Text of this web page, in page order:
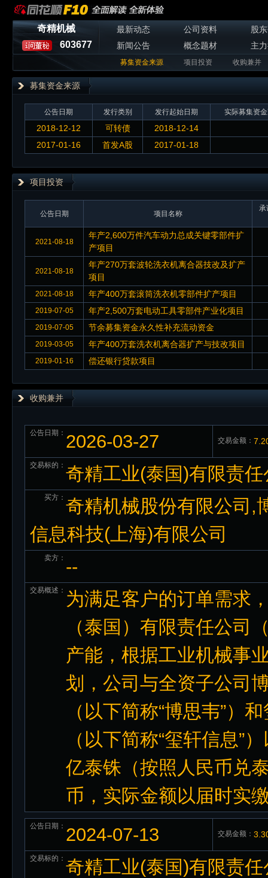
奇精机械
603677
最新动态 公司资料
股
新闻公告
概念题材 主
募集资金来源 项目投资 收购兼并
募集资金来源
公告日期 发行类别 发行起始日期 实际募集资
2018-12-12 可转债
2018-12-14
2017-01-16
首发A股 2017-01-18
项目投资
公告日期 项目名称
承
2021-08-18
年产2,600万件汽车动力总成关键零部件扩
产项目
2021-08-18
年产270万套波轮洗衣机离合器技改及扩产
项目
2021-08-18 年产400万套滚筒洗衣机零部件扩产项目
2019-07-05 年产2,500万套电动工具零部件产业化项目
2019-07-05 节余募集资金永久性补充流动资金
2019-03-05 年产400万套洗衣机离合器扩产与技改项目
2019-01-16 偿还银行贷款项目
收购兼并
公告日期： 2026-03-27 交易金额：
交易标的： 奇精工业(泰国)有限责
买方： 奇精机械股份有限公司,
信息科技(上海)有限公司
卖方： --
交易概述： 为满足客户的订单需求
（泰国）有限责任公司
产能，根据工业机械事
划，公司与全资子公司
（以下简称“博思韦”）
（以下简称“玺轩信息”
亿泰铢（按照人民币兑
币，实际金额以届时实
公告日期： 2024-07-13 交易金额：
交易标的： 奇精工业(泰国)有限责